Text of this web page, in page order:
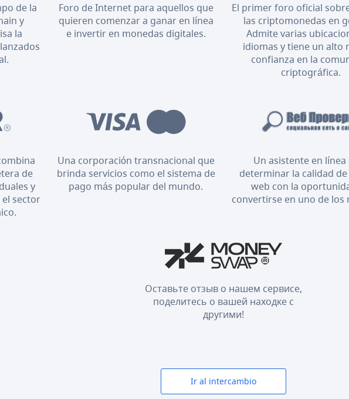
de la
y
la
Foro de Internet para aquellos que
quieren comenzar a ganar en línea
e invertir en monedas digitales.
El primer foro oficial
las criptomonedas en
Admite varias
idiomas y tiene un alto
confianza en la
criptográfica.
de
y
el sector
Una corporación transnacional que
brinda servicios como el sistema de
pago más popular del mundo.
Un asistente en línea
determinar la calidad
web con la
convertirse en uno de los
Оставьте отзыв о нашем сервисе,
поделитесь о вашей находке с
другими!
Ir al intercambio